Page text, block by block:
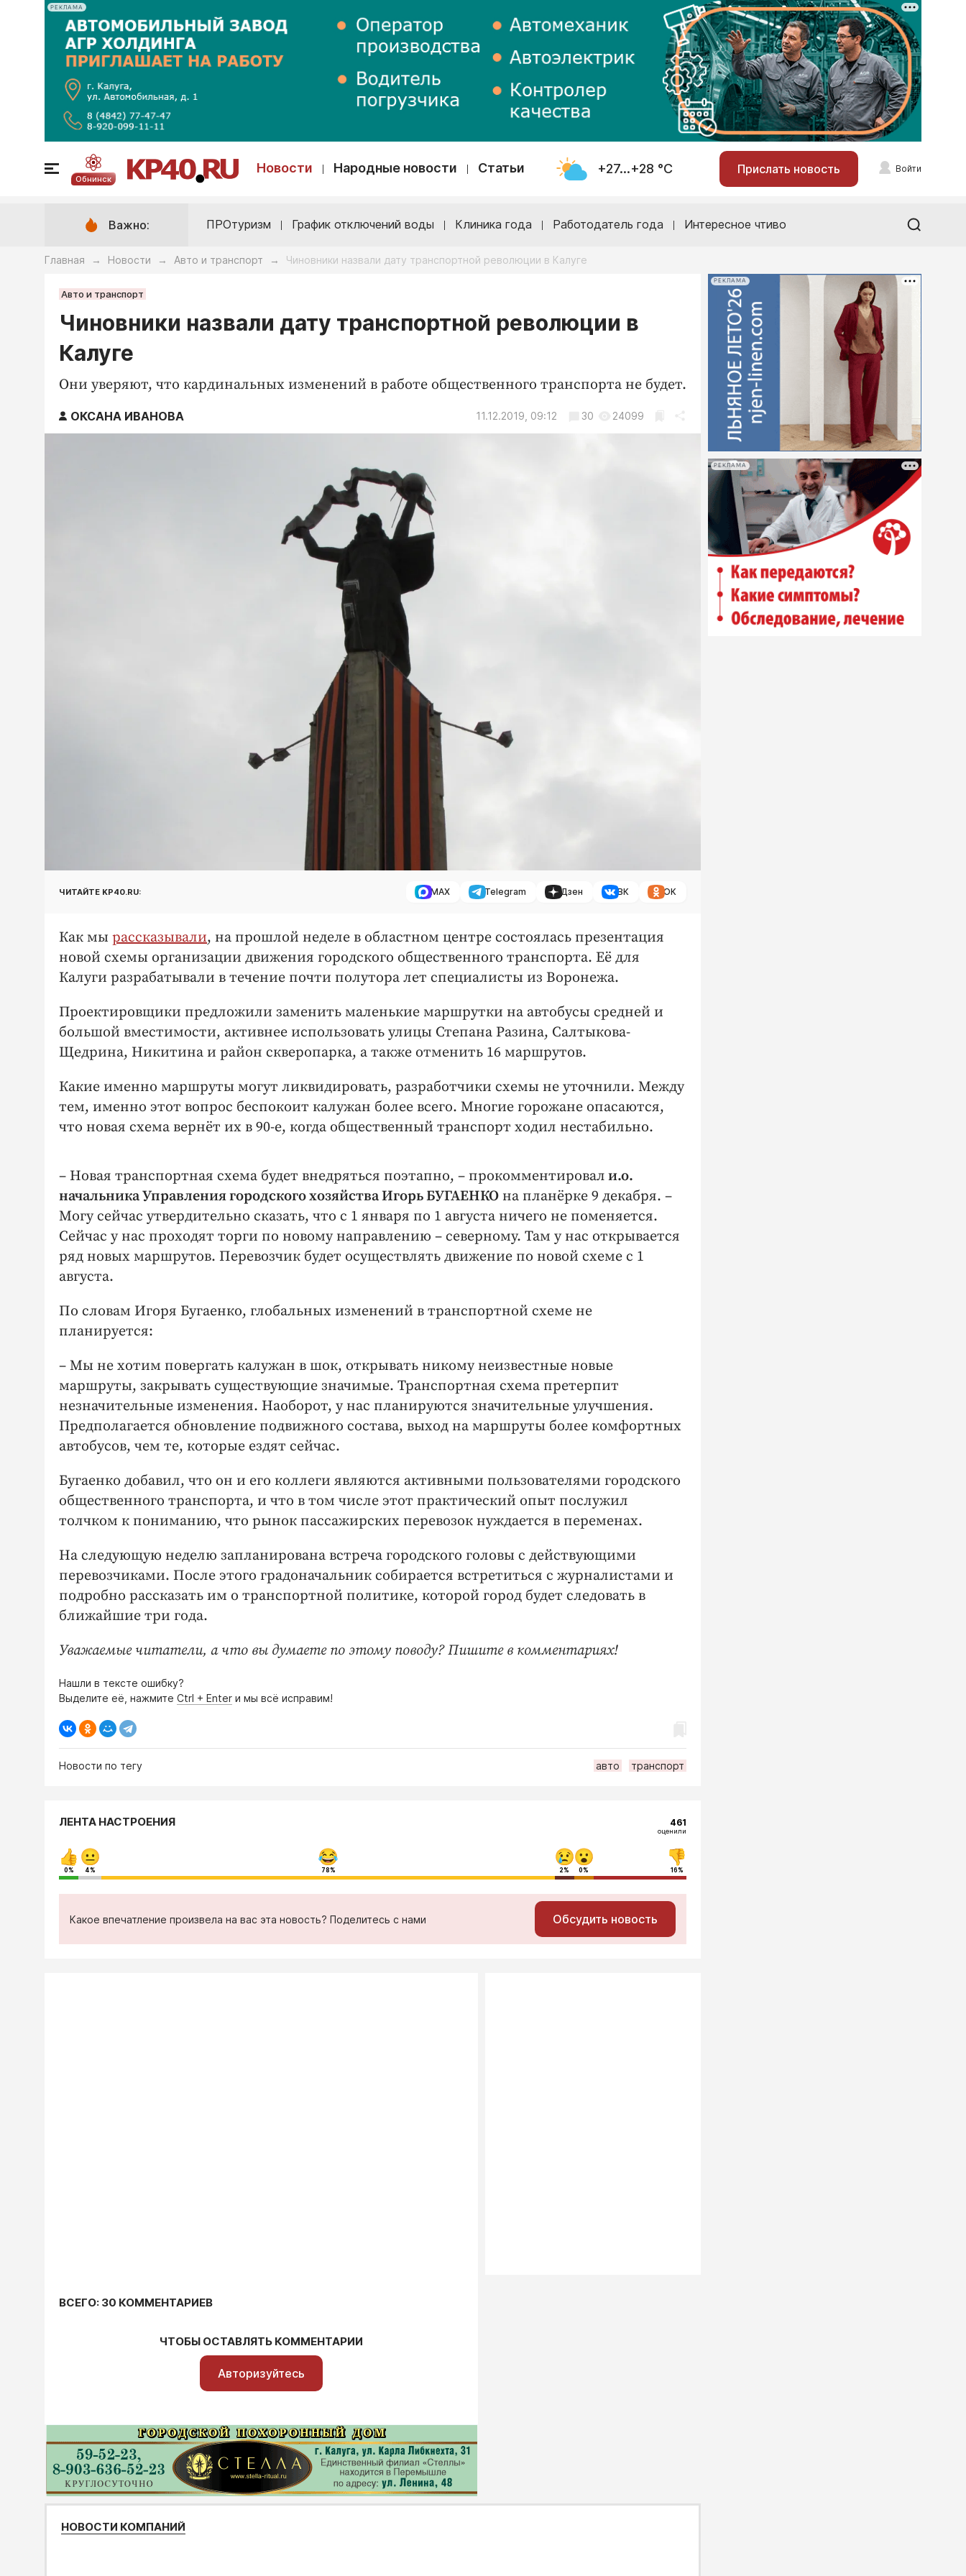
РЕКЛАМА
Обнинск
Новости Народные новости Статьи +27...+28 °С Прислать новость Войти
Важно: ПРОтуризм График отключений воды Клиника года Работодатель года Интересное чтиво
Главная → Новости → Авто и транспорт → Чиновники назвали дату транспортной революции в Калуге
Авто и транспорт
Чиновники назвали дату транспортной революции в
Калуге
Они уверяют, что кардинальных изменений в работе общественного транспорта не будет.
ОКСАНА ИВАНОВА 11.12.2019, 09:12 30 24099
ЧИТАЙТЕ KP40.RU: MAX Telegram Дзен ВК ОК
Как мы рассказывали, на прошлой неделе в областном центре состоялась презентация
новой схемы организации движения городского общественного транспорта. Её для
Калуги разрабатывали в течение почти полутора лет специалисты из Воронежа.
Проектировщики предложили заменить маленькие маршрутки на автобусы средней и
большой вместимости, активнее использовать улицы Степана Разина, Салтыкова-
Щедрина, Никитина и район скверопарка, а также отменить 16 маршрутов.
Какие именно маршруты могут ликвидировать, разработчики схемы не уточнили. Между
тем, именно этот вопрос беспокоит калужан более всего. Многие горожане опасаются,
что новая схема вернёт их в 90-е, когда общественный транспорт ходил нестабильно.
– Новая транспортная схема будет внедряться поэтапно, – прокомментировал и.о.
начальника Управления городского хозяйства Игорь БУГАЕНКО на планёрке 9 декабря. –
Могу сейчас утвердительно сказать, что с 1 января по 1 августа ничего не поменяется.
Сейчас у нас проходят торги по новому направлению – северному. Там у нас открывается
ряд новых маршрутов. Перевозчик будет осуществлять движение по новой схеме с 1
августа.
По словам Игоря Бугаенко, глобальных изменений в транспортной схеме не
планируется:
– Мы не хотим повергать калужан в шок, открывать никому неизвестные новые
маршруты, закрывать существующие значимые. Транспортная схема претерпит
незначительные изменения. Наоборот, у нас планируются значительные улучшения.
Предполагается обновление подвижного состава, выход на маршруты более комфортных
автобусов, чем те, которые ездят сейчас.
Бугаенко добавил, что он и его коллеги являются активными пользователями городского
общественного транспорта, и что в том числе этот практический опыт послужил
толчком к пониманию, что рынок пассажирских перевозок нуждается в переменах.
На следующую неделю запланирована встреча городского головы с действующими
перевозчиками. После этого градоначальник собирается встретиться с журналистами и
подробно рассказать им о транспортной политике, которой город будет следовать в
ближайшие три года.
Уважаемые читатели, а что вы думаете по этому поводу? Пишите в комментариях!
Нашли в тексте ошибку?
Выделите её, нажмите Ctrl + Enter и мы всё исправим!
Новости по тегу авто транспорт
РЕКЛАМА
РЕКЛАМА
ЛЕНТА НАСТРОЕНИЯ 461
оценили
0% 4% 78% 2% 0% 16%
Какое впечатление произвела на вас эта новость? Поделитесь с нами Обсудить новость
ВСЕГО: 30 КОММЕНТАРИЕВ
ЧТОБЫ ОСТАВЛЯТЬ КОММЕНТАРИИ
Авторизуйтесь
НОВОСТИ КОМПАНИЙ